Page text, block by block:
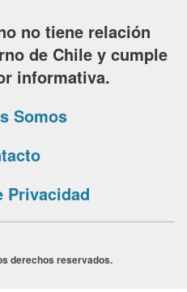
no tiene relación
de Chile y cumple
informativa.
Somos
Privacidad
derechos reservados.